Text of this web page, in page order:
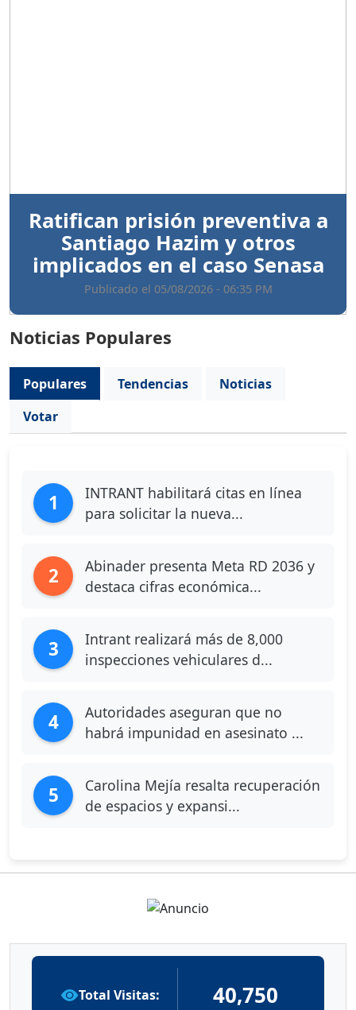
Ratifican prisión preventiva a
Santiago Hazim y otros
implicados en el caso Senasa
Publicado el 05/08/2026 - 06:35 PM
Noticias Populares
Populares Tendencias
Noticias
Votar
1
INTRANT habilitará citas en línea
para solicitar la nueva...
2
Abinader presenta Meta RD 2036 y
destaca cifras económica...
3
Intrant realizará más de 8,000
inspecciones vehiculares d...
4
Autoridades aseguran que no
habrá impunidad en asesinato ...
5
Carolina Mejía resalta recuperación
de espacios y expansi...
Total Visitas: 40,750